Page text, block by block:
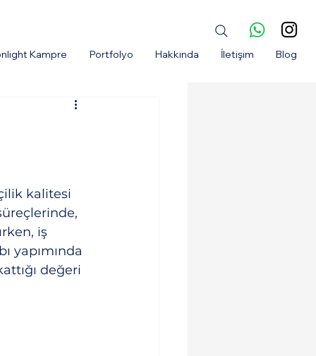
Kampre Portfolyo Hakkında İletişim Blog
kalitesi
iş
yapımında
değeri